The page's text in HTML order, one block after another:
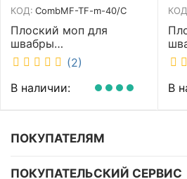
КОД: CombMF-TF-m-40/C
Плоский моп для
швабры
комбинированный ухо-
карман бежевый 40 см
NV CombMF-TF-m-40/C
(2)
В наличии:
M-
В
ПОКУПАТЕЛЯМ
ПОКУПАТЕЛЬСКИЙ СЕРВИС